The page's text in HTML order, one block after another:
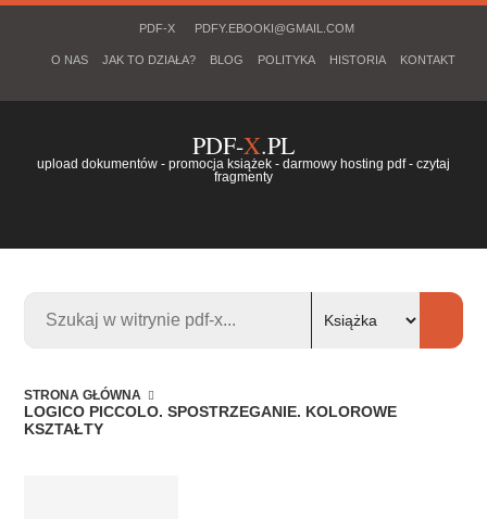
PDF-X PDFY.EBOOKI@GMAIL.COM
O NAS JAK TO DZIAŁA? BLOG POLITYKA HISTORIA KONTAKT
PDF-X.PL
upload dokumentów - promocja książek - darmowy hosting pdf - czytaj
fragmenty
STRONA GŁÓWNA
LOGICO PICCOLO. SPOSTRZEGANIE. KOLOROWE
KSZTAŁTY